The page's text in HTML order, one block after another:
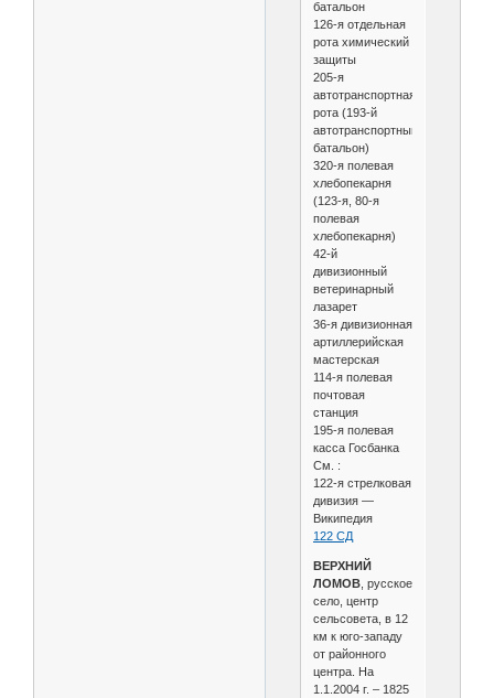
батальон
126-я отдельная
рота химический
защиты
205-я
автотранспортная
рота (193-й
автотранспортный
батальон)
320-я полевая
хлебопекарня
(123-я, 80-я
полевая
хлебопекарня)
42-й
дивизионный
ветеринарный
лазарет
36-я дивизионная
артиллерийская
мастерская
114-я полевая
почтовая
станция
195-я полевая
касса Госбанка
См. :
122-я стрелковая
дивизия —
Википедия
122 СД
ВЕРХНИЙ
ЛОМОВ, русское
село, центр
сельсовета, в 12
км к юго-западу
от районного
центра. На
1.1.2004 г. – 1825